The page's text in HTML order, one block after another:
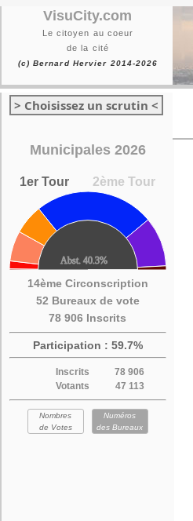
VisuCity.com
Le citoyen au coeur
de la cité
(c) Bernard Hervier 2014-2026
> Choisissez un scrutin <
Municipales 2026
1er Tour 2ème Tour
14ème Circonscription
52 Bureaux de vote
78 906 Inscrits
Participation : 59.7%
Inscrits
78 906
Votants
47 113
Nombres
de Votes
Numéros
des Bureaux